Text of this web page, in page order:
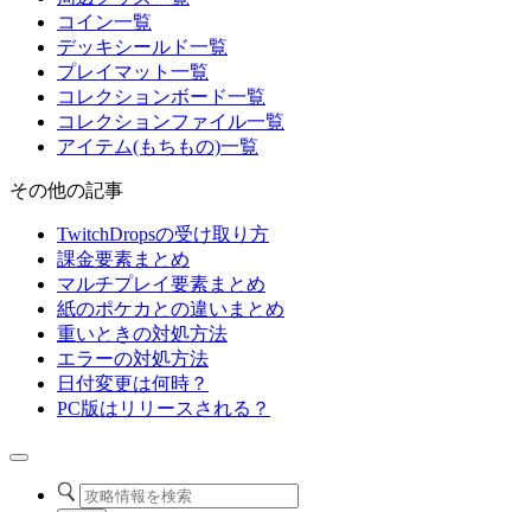
コイン一覧
デッキシールド一覧
プレイマット一覧
コレクションボード一覧
コレクションファイル一覧
アイテム(もちもの)一覧
その他の記事
TwitchDropsの受け取り方
課金要素まとめ
マルチプレイ要素まとめ
紙のポケカとの違いまとめ
重いときの対処方法
エラーの対処方法
日付変更は何時？
PC版はリリースされる？